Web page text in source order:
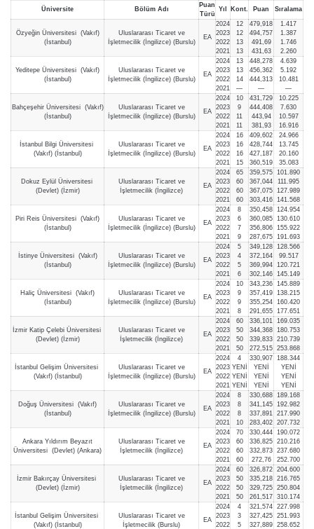
Üniversite Bölüm Adı
Puan
Türü
Yıl Kont. Puan Sıralama
Özyeğin Üniversitesi (Vakıf)
(İstanbul)
Uluslararası Ticaret ve
İşletmecilik (İngilizce) (Burslu)
EA
2024
2023
2022
2021
12
12
13
13
479,918
494,757
491,69
431,63
1.417
1.387
1.746
2.260
Yeditepe Üniversitesi (Vakıf)
(İstanbul)
Uluslararası Ticaret ve
İşletmecilik (İngilizce) (Burslu)
EA
2024
2023
2022
2021
13
13
14
—
448,278
456,362
444,313
—
4.639
5.192
10.481
—
Bahçeşehir Üniversitesi (Vakıf)
(İstanbul)
Uluslararası Ticaret ve
İşletmecilik (İngilizce) (Burslu)
EA
2024
2023
2022
2021
10
9
11
11
431,729
444,408
443,94
381,93
10.225
7.630
10.597
16.916
İstanbul Bilgi Üniversitesi
(Vakıf) (İstanbul)
Uluslararası Ticaret ve
İşletmecilik (İngilizce) (Burslu)
EA
2024
2023
2022
2021
16
16
16
15
409,602
428,744
427,187
360,519
24.966
13.745
20.160
35.083
Dokuz Eylül Üniversitesi
(Devlet) (İzmir)
Uluslararası Ticaret ve
İşletmecilik (İngilizce)
EA
2024
2023
2022
2021
65
60
60
60
359,575
367,044
367,075
303,416
101.890
111.995
127.989
141.568
Piri Reis Üniversitesi (Vakıf)
(İstanbul)
Uluslararası Ticaret ve
İşletmecilik (İngilizce) (Burslu)
EA
2024
2023
2022
2021
8
6
7
9
350,458
360,085
356,806
287,675
124.954
130.610
155.922
191.693
İstinye Üniversitesi (Vakıf)
(İstanbul)
Uluslararası Ticaret ve
İşletmecilik (İngilizce) (Burslu)
EA
2024
2023
2022
2021
5
4
5
6
349,128
372,164
369,994
302,146
128.566
99.517
120.721
145.149
Haliç Üniversitesi (Vakıf)
(İstanbul)
Uluslararası Ticaret ve
İşletmecilik (İngilizce) (Burslu)
EA
2024
2023
2022
2021
10
9
9
8
343,236
357,419
355,254
291,655
145.889
138.215
160.420
177.651
İzmir Katip Çelebi Üniversitesi
(Devlet) (İzmir)
Uluslararası Ticaret ve
İşletmecilik (İngilizce)
EA
2024
2023
2022
2021
60
50
50
50
336,101
344,368
339,833
272,515
169.035
180.753
210.739
253.868
İstanbul Gelişim Üniversitesi
(Vakıf) (İstanbul)
Uluslararası Ticaret ve
İşletmecilik (İngilizce) (Burslu)
EA
2024
2023
2022
2021
4
YENİ
YENİ
YENİ
330,907
YENİ
YENİ
YENİ
188.344
YENİ
YENİ
YENİ
Doğuş Üniversitesi (Vakıf)
(İstanbul)
Uluslararası Ticaret ve
İşletmecilik (İngilizce) (Burslu)
EA
2024
2023
2022
2021
8
8
8
10
330,688
341,145
337,891
283,402
189.168
192.982
217.990
207.732
Ankara Yıldırım Beyazıt
Üniversitesi (Devlet) (Ankara)
Uluslararası Ticaret ve
İşletmecilik (İngilizce)
EA
2024
2023
2022
2021
70
60
60
60
330,444
336,825
332,873
272,76
190.072
210.216
237.680
252.700
İzmir Bakırçay Üniversitesi
(Devlet) (İzmir)
Uluslararası Ticaret ve
İşletmecilik (İngilizce)
EA
2024
2023
2022
2021
60
50
50
50
326,872
335,218
329,725
261,517
204.600
216.765
250.804
310.174
İstanbul Gelişim Üniversitesi
(Vakıf) (İstanbul)
Uluslararası Ticaret ve
İşletmecilik (Burslu)
EA
2024
2023
2022
4
3
5
321,574
327,425
327,889
227.998
251.993
258.652